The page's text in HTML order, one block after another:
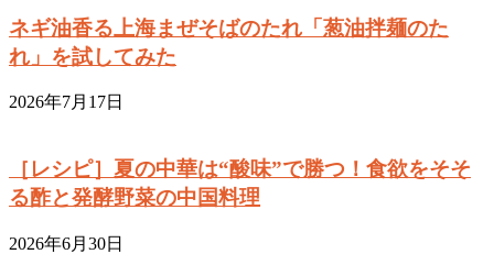
ネギ油香る上海まぜそばのたれ「葱油拌麺のた
れ」を試してみた
2026年7月17日
［レシピ］夏の中華は“酸味”で勝つ！食欲をそそ
る酢と発酵野菜の中国料理
2026年6月30日